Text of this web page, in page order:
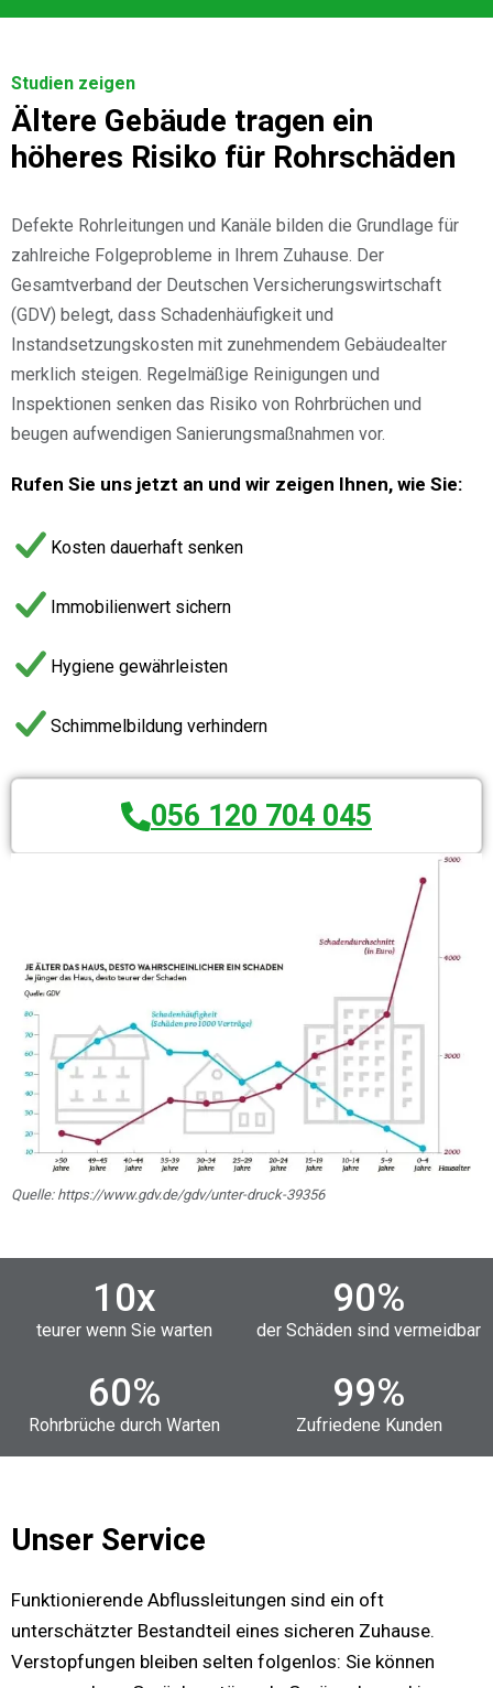
Studien zeigen
Ältere Gebäude tragen ein
höheres Risiko für Rohrschäden
Quelle: https://www.gdv.de/gdv/unter-druck-39356
Defekte Rohrleitungen und Kanäle bilden die Grundlage für
zahlreiche Folgeprobleme in Ihrem Zuhause. Der
Gesamtverband der Deutschen Versicherungswirtschaft
(GDV) belegt, dass Schadenhäufigkeit und
Instandsetzungskosten mit zunehmendem Gebäudealter
merklich steigen. Regelmäßige Reinigungen und
Inspektionen senken das Risiko von Rohrbrüchen und
beugen aufwendigen Sanierungsmaßnahmen vor.
Rufen Sie uns jetzt an und wir zeigen Ihnen, wie Sie:
Kosten dauerhaft senken
Immobilienwert sichern
Hygiene gewährleisten
Schimmelbildung verhindern
056 120 704 045
10x
teurer wenn Sie warten
90%
der Schäden sind vermeidbar
60%
Rohrbrüche durch Warten
99%
Zufriedene Kunden
Unser Service
Funktionierende Abflussleitungen sind ein oft
unterschätzter Bestandteil eines sicheren Zuhause.
Verstopfungen bleiben selten folgenlos: Sie können